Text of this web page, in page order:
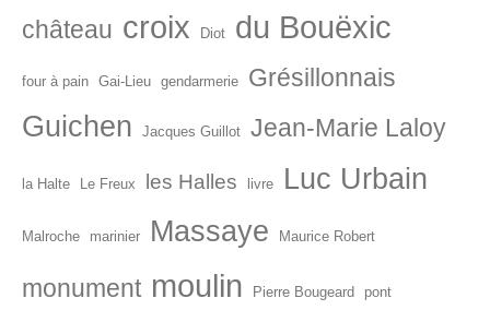
château croix Diot du Bouëxic
four à pain Gai-Lieu gendarmerie Grésillonnais
Guichen Jacques Guillot Jean-Marie Laloy
la Halte Le Freux les Halles livre Luc Urbain
Malroche marinier Massaye Maurice Robert
monument moulin Pierre Bougeard pont